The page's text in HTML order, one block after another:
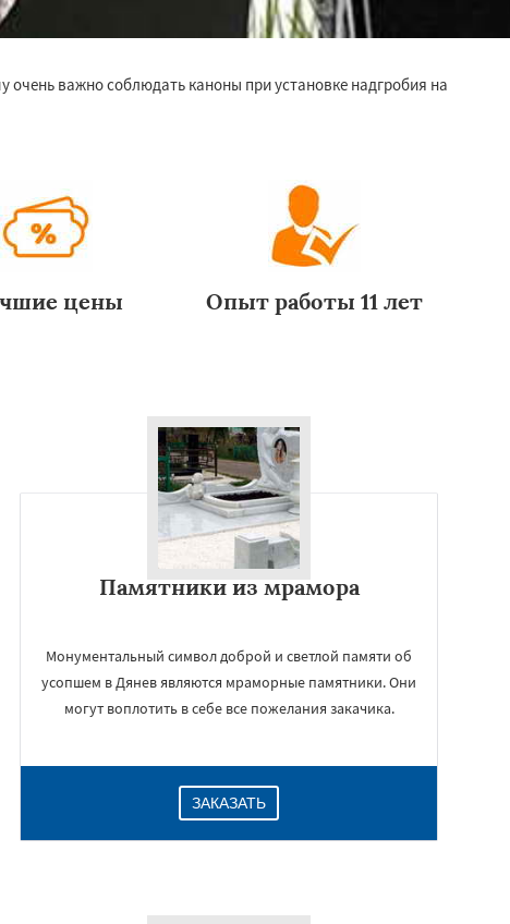
очень важно соблюдать каноны при установке надгробия на
цены Опыт работы 11 лет
Памятники из мрамора
Монументальный символ доброй и светлой памяти об
усопшем в Дянев являются мраморные памятники. Они
могут воплотить в себе все пожелания закачика.
ЗАКАЗАТЬ